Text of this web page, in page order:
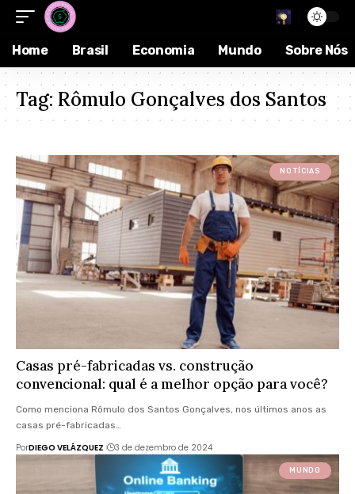
Home Brasil Economia Mundo Sobre Nós
Tag:Rômulo Gonçalves dos Santos
NOTÍCIAS
Casas pré-fabricadas vs. construção
convencional: qual é a melhor opção para você?
Como menciona Rômulo dos Santos Gonçalves, nos últimos anos as
casas pré-fabricadas…
PorDIEGO VELÁZQUEZ 3 de dezembro de 2024
MUNDO